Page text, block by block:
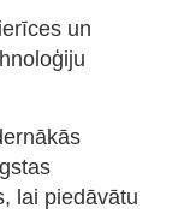
un
lai piedāvātu